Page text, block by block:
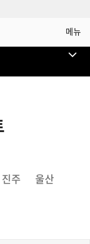
메뉴
진주 울산